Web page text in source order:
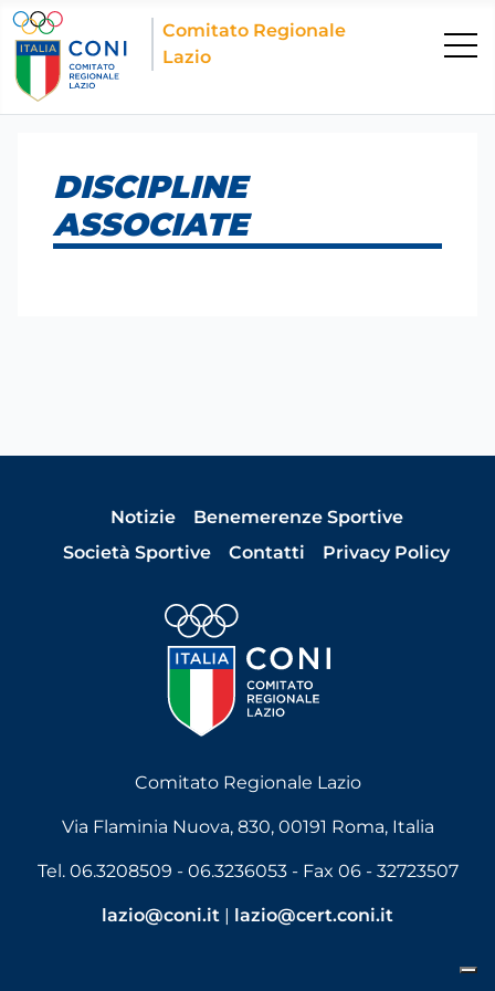
Comitato Regionale
Lazio
DISCIPLINE
ASSOCIATE
Notizie
Benemerenze Sportive
Società Sportive
Contatti Privacy Policy
Comitato Regionale Lazio
Via Flaminia Nuova, 830, 00191 Roma, Italia
Tel. 06.3208509 - 06.3236053 - Fax 06 - 32723507
lazio@coni.it | lazio@cert.coni.it